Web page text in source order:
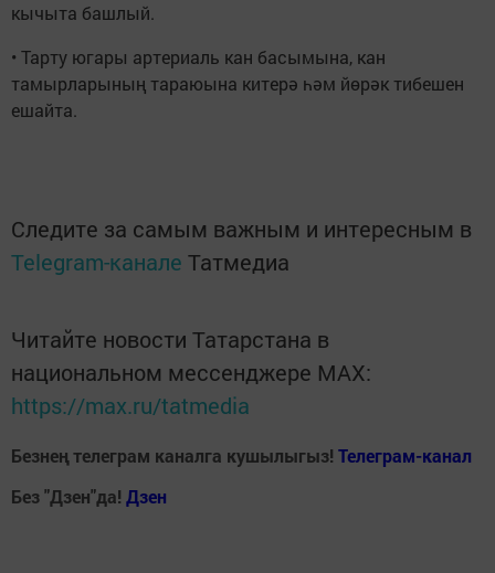
кычыта башлый.
• Тарту югары артериаль кан басымына, кан
тамырларының тараюына китерә һәм йөрәк тибешен
ешайта.
Следите за самым важным и интересным в
Telegram-канале Татмедиа
Читайте новости Татарстана в
национальном мессенджере MАХ:
https://max.ru/tatmedia
Безнең телеграм каналга кушылыгыз! Телеграм-канал
Без "Дзен"да! Дзен